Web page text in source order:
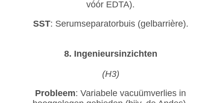
vóór EDTA).
SST: Serumseparatorbuis (gelbarrière).
8. Ingenieursinzichten
(H3)
Probleem: Variabele vacuümverlies in